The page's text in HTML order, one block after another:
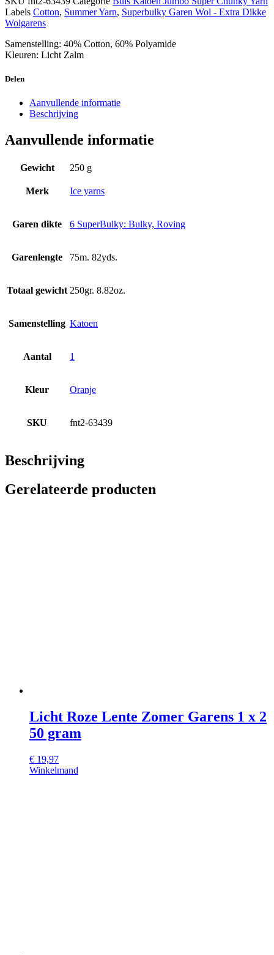
Labels Cotton, Summer Yarn, Superbulky Garen Wol - Extra Dikke
Wolgarens
Samenstelling: 40% Cotton, 60% Polyamide
Kleuren: Licht Zalm
Delen
Aanvullende informatie
Beschrijving
Aanvullende informatie
Gewicht 250 g
Merk Ice yarns
Garen dikte 6 SuperBulky: Bulky, Roving
Garenlengte 75m. 82yds.
Totaal gewicht 250gr. 8.82oz.
Samenstelling Katoen
Aantal 1
Kleur Oranje
SKU fnt2-63439
Beschrijving
Gerelateerde producten
Licht Roze Lente Zomer Garens 1 x 2
50 gram
€ 19,97
Winkelmand